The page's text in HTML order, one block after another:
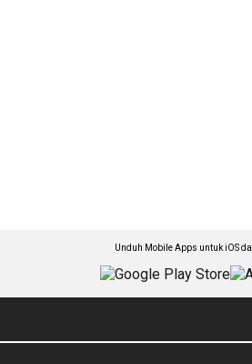
Unduh Mobile Apps untuk iOS